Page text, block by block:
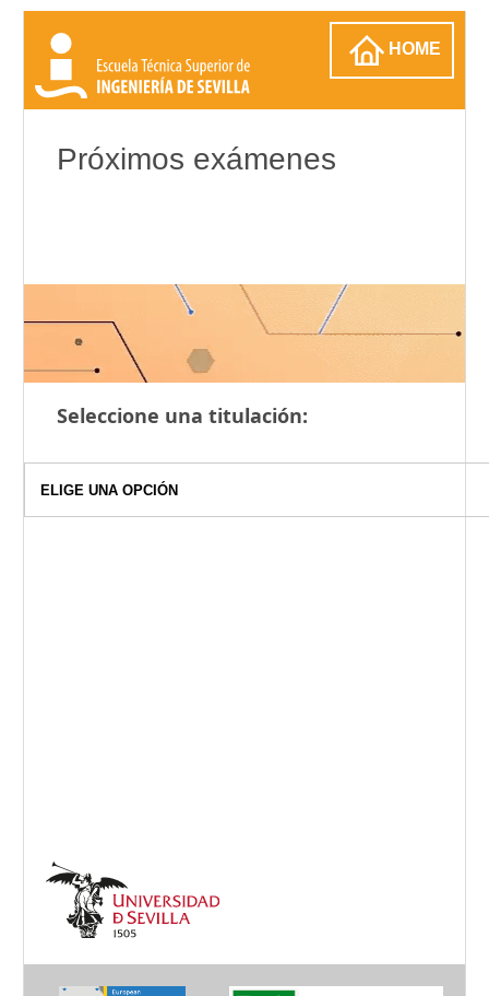
HOME
Próximos exámenes
Seleccione una titulación: